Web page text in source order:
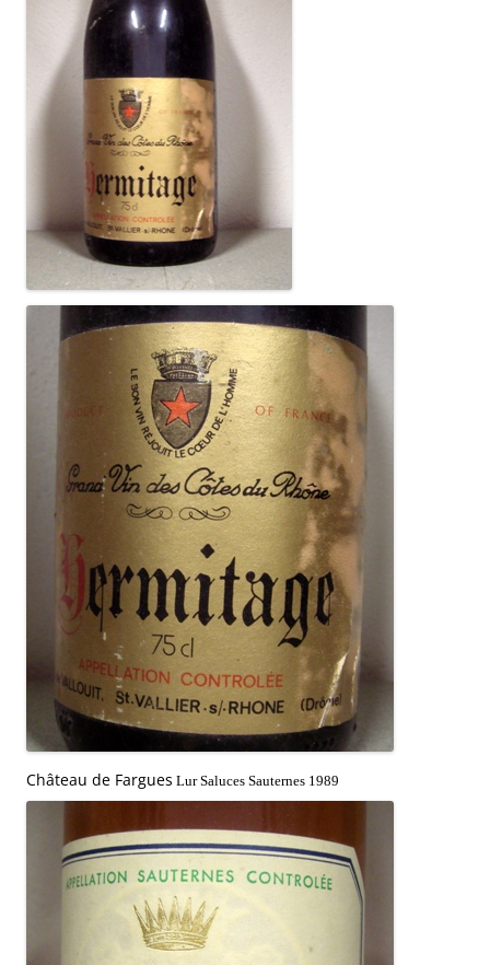
Château de Fargues Lur Saluces Sauternes 1989